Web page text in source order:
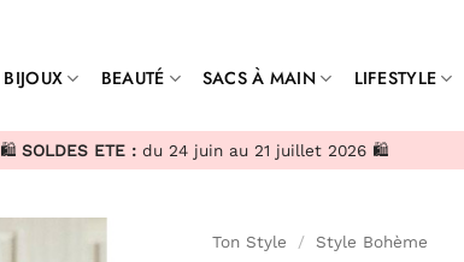
BIJOUX BEAUTÉ SACS À MAIN LIFESTYLE
🛍️ SOLDES ETE : du 24 juin au 21 juillet 2026 🛍️
Ton Style / Style Bohème